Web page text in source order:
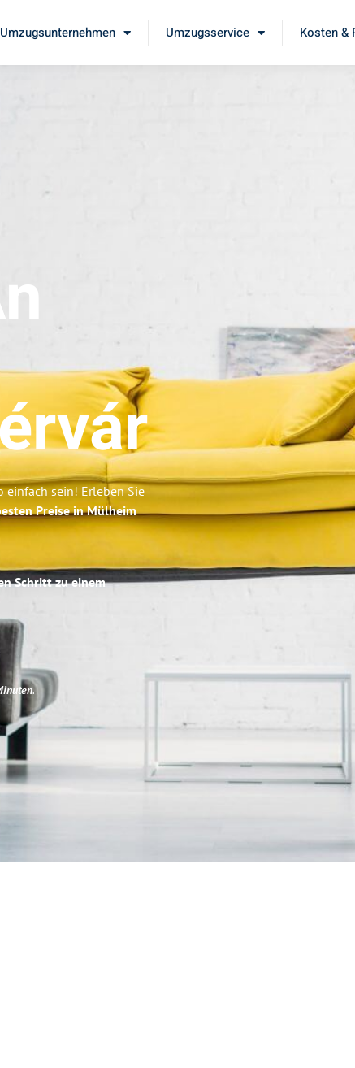
Umzugsunternehmen Umzugsservice Kosten &
einfach sein! Erleben Sie
Preise in Mülheim
Schritt zu einem
.